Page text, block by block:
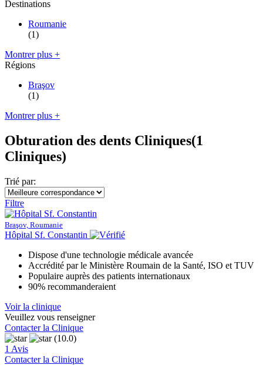
Destinations
Roumanie
(1)
Montrer plus +
Régions
Braşov
(1)
Montrer plus +
Obturation des dents Cliniques(1
Cliniques)
Trié par:
Filtre
Braşov, Roumanie
Hôpital Sf. Constantin
Dispose d'une technologie médicale avancée
Accrédité par le Ministère Roumain de la Santé, ISO et TUV
Populaire auprès des patients internationaux
90% recommanderaient
Voir la clinique
Veuillez vous renseigner
Contacter la Clinique
(10.0)
1 Avis
Contacter la Clinique